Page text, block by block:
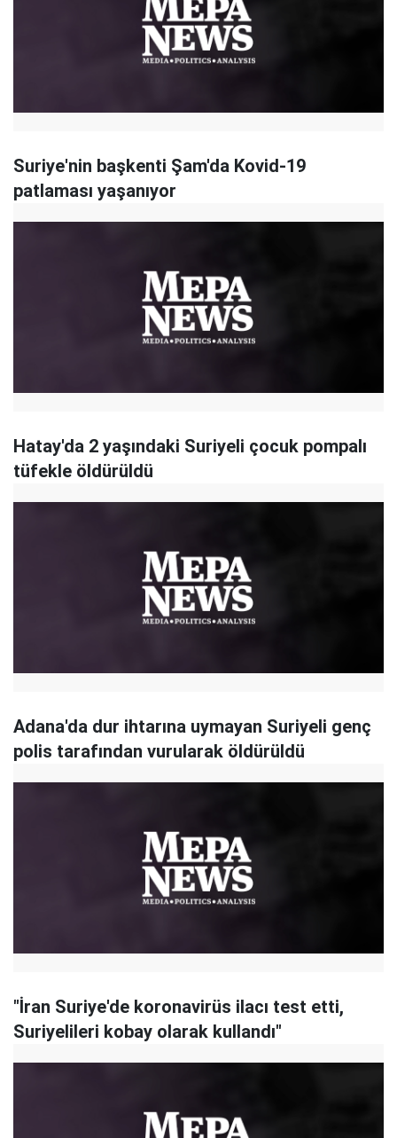
Suriye'nin başkenti Şam'da Kovid-19
patlaması yaşanıyor
Hatay'da 2 yaşındaki Suriyeli çocuk pompalı
tüfekle öldürüldü
Adana'da dur ihtarına uymayan Suriyeli genç
polis tarafından vurularak öldürüldü
"İran Suriye'de koronavirüs ilacı test etti,
Suriyelileri kobay olarak kullandı"